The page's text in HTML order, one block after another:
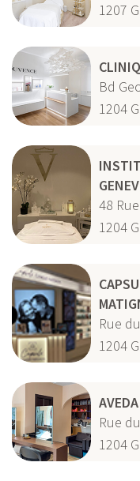
1207
Bd
1204
48
1204
Rue
1204
Rue
1204